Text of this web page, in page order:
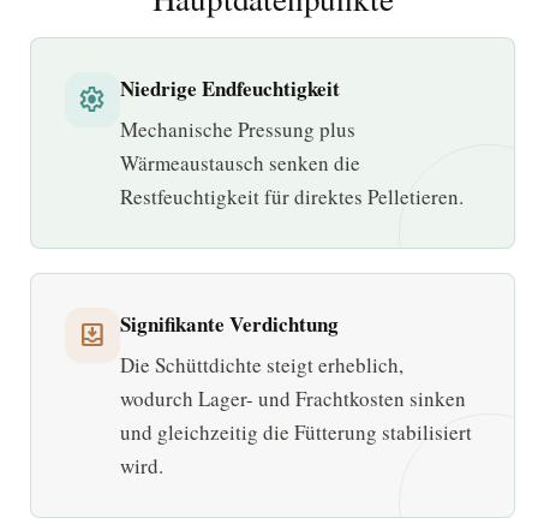
settings Niedrige Endfeuchtigkeit
Mechanische Pressung plus
Wärmeaustausch senken die
Restfeuchtigkeit für direktes Pelletieren.
move_to_inbox Signifikante Verdichtung
Die Schüttdichte steigt erheblich,
wodurch Lager- und Frachtkosten sinken
und gleichzeitig die Fütterung stabilisiert
wird.